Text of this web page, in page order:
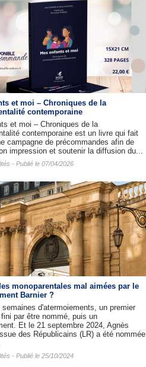
et moi – Chroniques de la
contemporaine
et moi – Chroniques de la
contemporaine est un livre qui fait
campagne de précommandes afin de
impression et soutenir la diffusion du...
- Publié le 07/04/2026
monoparentales mal aimées par le
Barnier ?
d'atermoiements, un premier
par être nommé, puis un
Et le 21 septembre 2024, Agnès
des Républicains (LR) a été nommée
- Publié le 25/10/2024